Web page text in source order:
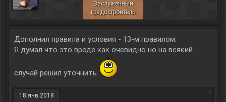
Заслуженный
градостроитель
Дополнил правила и условия - 13-м правилом.
Я думал что это вроде как очевидно но на всякий
случай решил уточнить
18 янв 2018